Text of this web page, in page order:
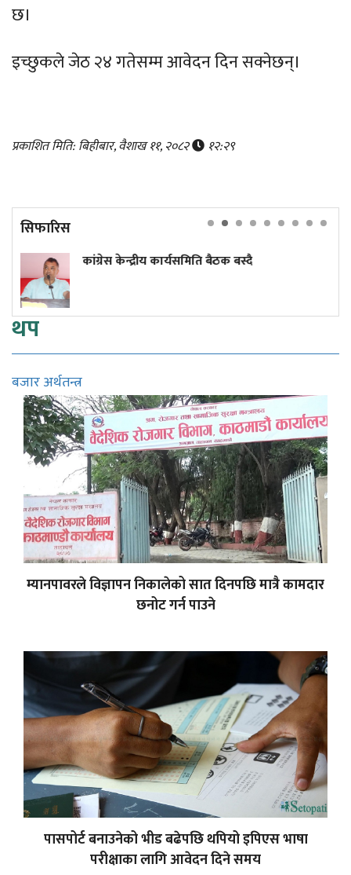
छ।
इच्छुकले जेठ २४ गतेसम्म आवेदन दिन सक्नेछन्।
प्रकाशित मिति: बिहीबार, वैशाख ११, २०८२ १२:२९
सिफारिस
केन्द्रीय कार्यसमिति बैठक बस्दै
थप
बजार अर्थतन्त्र
म्यानपावरले विज्ञापन निकालेको सात दिनपछि मात्रै कामदार
छनोट गर्न पाउने
पासपोर्ट बनाउनेको भीड बढेपछि थपियो इपिएस भाषा
परीक्षाका लागि आवेदन दिने समय